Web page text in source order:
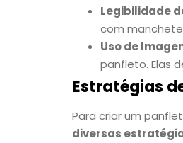
Legibilidade
com
Uso de
panfleto. Elas
Estratégias
Para criar um
diversas